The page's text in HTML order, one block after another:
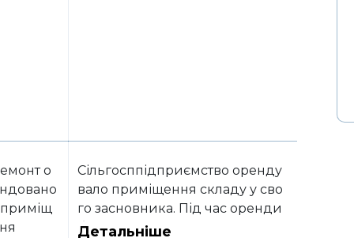
о
приміщ
Сільгосппідприємство оренду
вало приміщення складу у сво
го засновника. Під час оренди
були понесені витрати на ремо
Детальніше